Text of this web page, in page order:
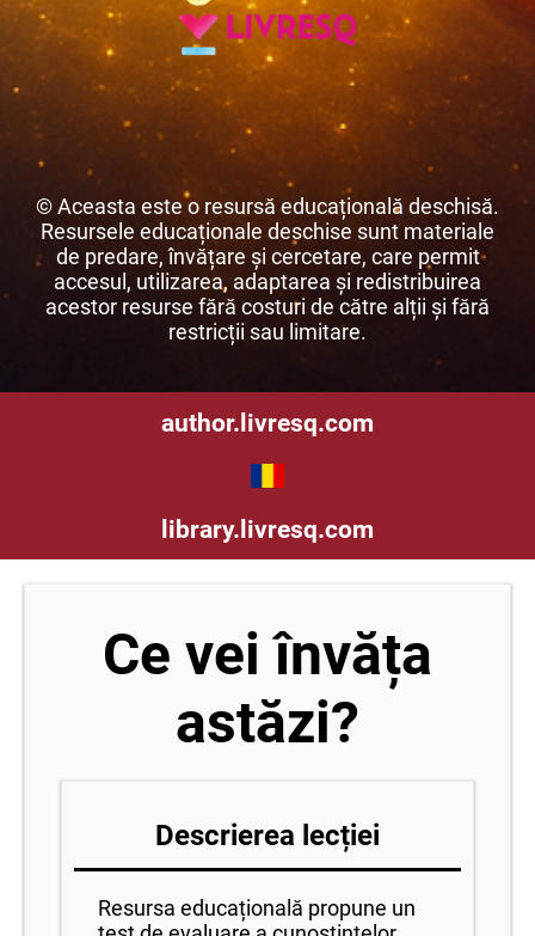
© Aceasta este o resursă educațională deschisă.
Resursele educaționale deschise sunt materiale
de predare, învățare și cercetare, care permit
accesul, utilizarea, adaptarea și redistribuirea
acestor resurse fără costuri de către alții și fără
restricții sau limitare.
author.livresq.com
library.livresq.com
Ce vei învăța
astăzi?
Descrierea lecției
Resursa educațională propune un